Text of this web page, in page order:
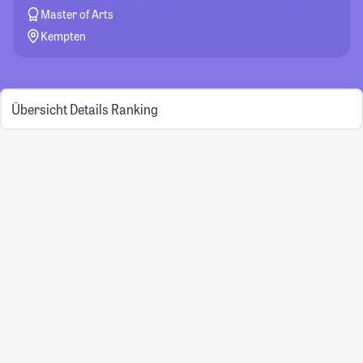
Master of Arts
Kempten
Übersicht Details Ranking